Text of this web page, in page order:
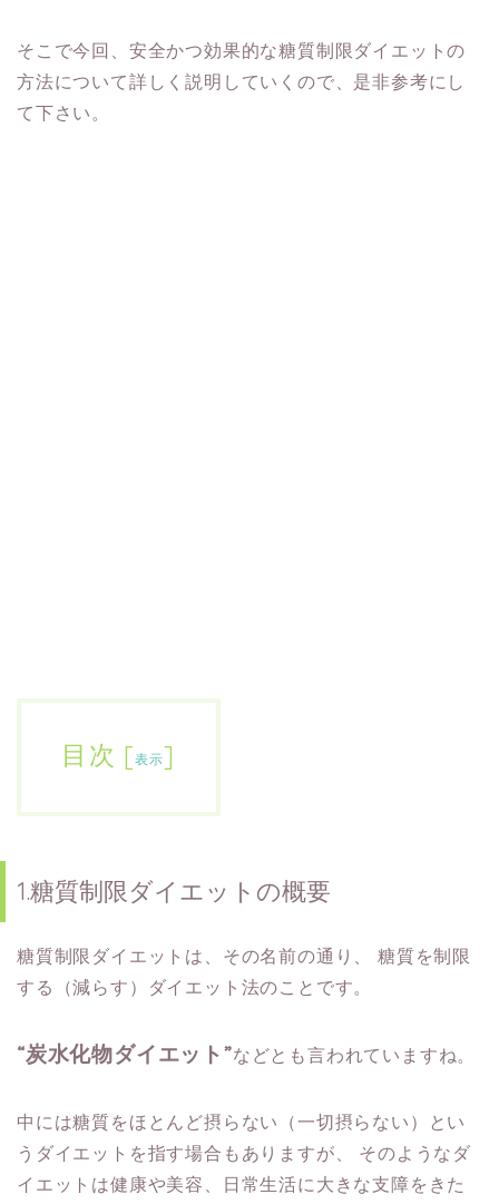
そこで今回、安全かつ効果的な糖質制限ダイエットの
方法について詳しく説明していくので、是非参考にし
て下さい。
目次 [表示]
1.糖質制限ダイエットの概要
糖質制限ダイエットは、その名前の通り、
糖質を制限
する（減らす）ダイエット法のことです。
“炭水化物ダイエット”などとも言われていますね。
中には糖質をほとんど摂らない（一切摂らない）とい
うダイエットを指す場合もありますが、
そのようなダ
イエットは健康や美容、日常生活に大きな支障をきた